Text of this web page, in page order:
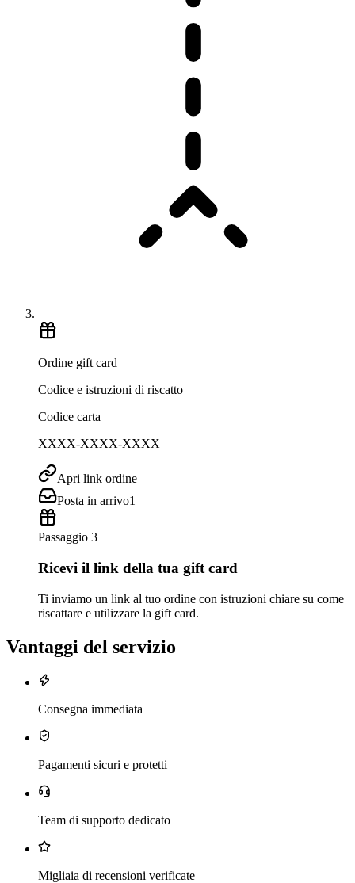
Ordine gift card
Codice e istruzioni di riscatto
Codice carta
XXXX-XXXX-XXXX
Apri link ordine
Posta in arrivo1
Passaggio 3
Ricevi il link della tua gift card
Ti inviamo un link al tuo ordine con istruzioni chiare su come
riscattare e utilizzare la gift card.
Vantaggi del servizio
Consegna immediata
Pagamenti sicuri e protetti
Team di supporto dedicato
Migliaia di recensioni verificate